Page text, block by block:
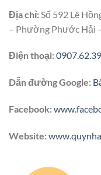
Địa chỉ: Số 592 Lê
– Phường Phước Hải
Điện thoại:
Dẫn đường Google:
Facebook:
Website: